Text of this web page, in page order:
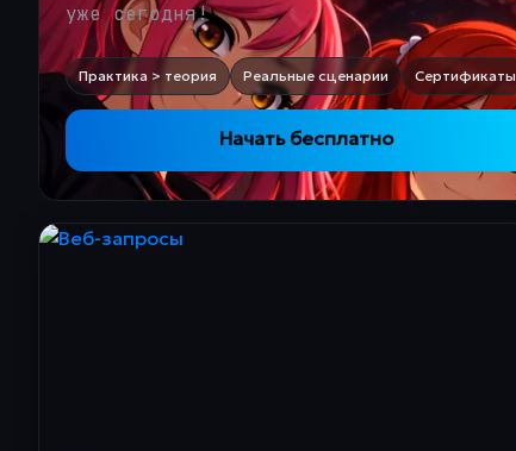
уже сегодня!
Практика > теория Реальные сценарии Сертификаты
Начать бесплатно